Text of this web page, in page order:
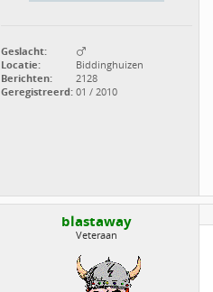
Geslacht:
Locatie:
Biddinghuizen
Berichten:
2128
Geregistreerd: 01 / 2010
blastaway
Veteraan